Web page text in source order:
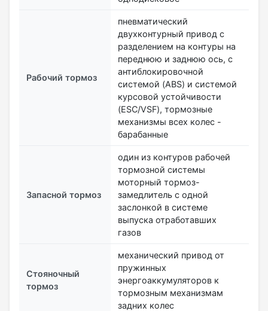
Рабочий тормоз
пневматический
двухконтурный привод с
разделением на контуры на
переднюю и заднюю ось, с
антиблокировочной
системой (ABS) и системой
курсовой устойчивости
(ESC/VSF), тормозные
механизмы всех колес -
барабанные
Запасной тормоз
один из контуров рабочей
тормозной системы
моторный тормоз-
замедлитель с одной
заслонкой в системе
выпуска отработавших
газов
Стояночный
тормоз
механический привод от
пружинных
энергоаккумуляторов к
тормозным механизмам
задних колес